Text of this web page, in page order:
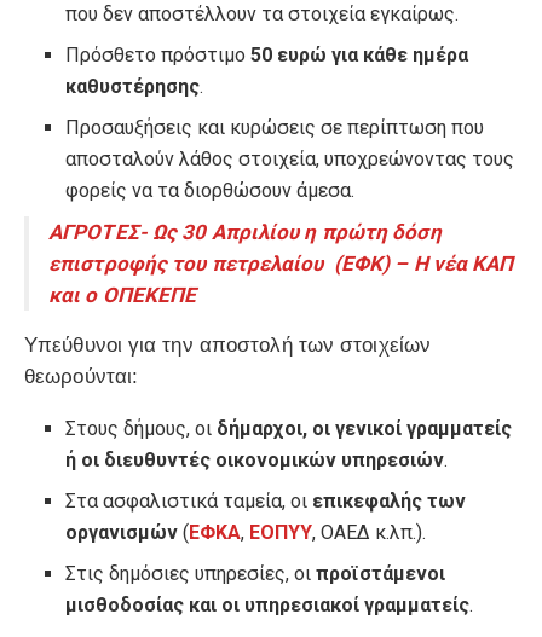
που δεν αποστέλλουν τα στοιχεία εγκαίρως.
Πρόσθετο πρόστιμο50 ευρώ για κάθε ημέρα
καθυστέρησης.
Προσαυξήσεις και κυρώσεις σε περίπτωση που
αποσταλούν λάθος στοιχεία, υποχρεώνοντας τους
φορείς να τα διορθώσουν άμεσα.
ΑΓΡΟΤΕΣ- Ως 30 Απριλίου η πρώτη δόση
επιστροφής του πετρελαίου (ΕΦΚ) – Η νέα ΚΑΠ
και ο ΟΠΕΚΕΠΕ
Υπεύθυνοι για την αποστολή των στοιχείων
θεωρούνται:
Στους δήμους, οι δήμαρχοι, οι γενικοί γραμματείς
ή οι διευθυντές οικονομικών υπηρεσιών.
Στα ασφαλιστικά ταμεία, οι επικεφαλής των
οργανισμών(ΕΦΚΑ, ΕΟΠΥΥ, ΟΑΕΔ κ.λπ.).
Στις δημόσιες υπηρεσίες, οιπροϊστάμενοι
μισθοδοσίας και οι υπηρεσιακοί γραμματείς.